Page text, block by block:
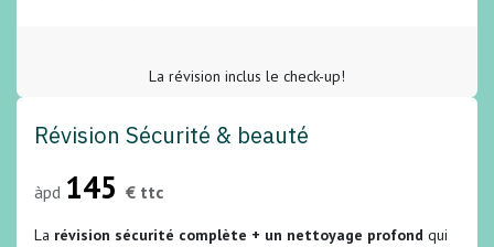
La révision inclus le check-up!
Révision Sécurité & beauté
àpd 145 € ttc
La révision sécurité complète + un nettoyage profond qui